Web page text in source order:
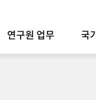
연구원 업무 국